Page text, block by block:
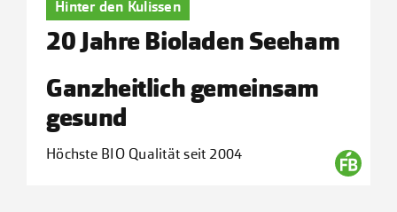
Hinter den Kulissen
20 Jahre Bioladen Seeham
Ganzheitlich gemeinsam
gesund
Höchste BIO Qualität seit 2004